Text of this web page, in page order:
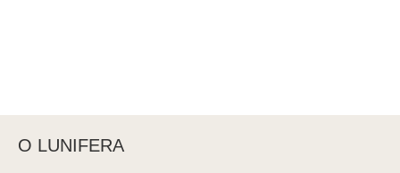
О LUNIFERA